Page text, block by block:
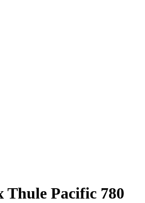
Thule Pacific 780